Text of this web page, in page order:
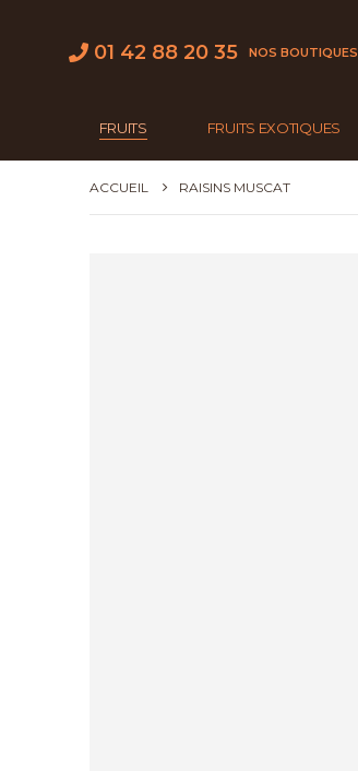
01 42 88 20 35 NOS BOUTIQUES
FRUITS FRUITS EXOTIQUES
ACCUEIL RAISINS MUSCAT